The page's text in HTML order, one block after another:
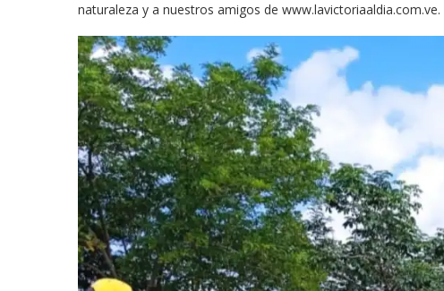
naturaleza y a nuestros amigos de